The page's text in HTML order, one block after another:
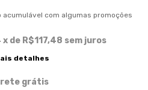
acumulável com algumas promoções
x de R$117,48 sem juros
detalhes
grátis